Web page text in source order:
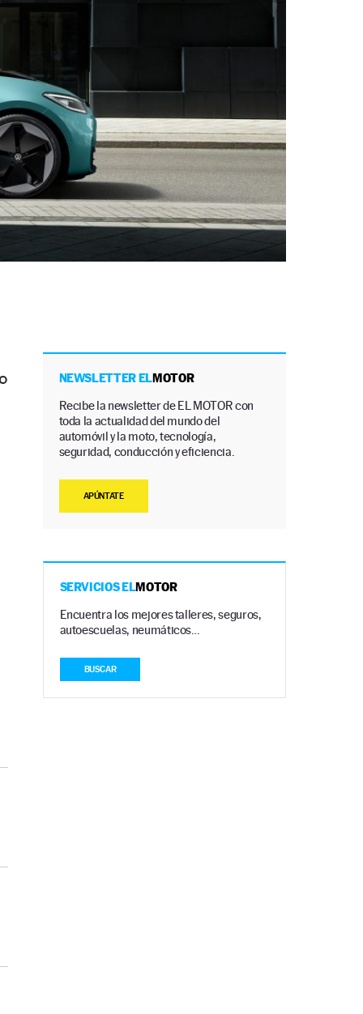
NEWSLETTER ELMOTOR
Recibe la newsletter de EL MOTOR con
toda la actualidad del mundo del
automóvil y la moto, tecnología,
seguridad, conducción y eficiencia.
APÚNTATE
SERVICIOS ELMOTOR
Encuentra los mejores talleres, seguros,
autoescuelas, neumáticos…
BUSCAR